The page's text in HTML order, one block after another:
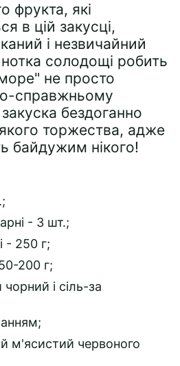
фрукта, які
в цій закусці,
і незвичайний
солодощі робить
не просто
справжньому
бездоганно
торжества, адже
байдужим нікого!
- 3 шт.;
- 250 г;
200 г;
і сіль-за
м'ясистий червоного